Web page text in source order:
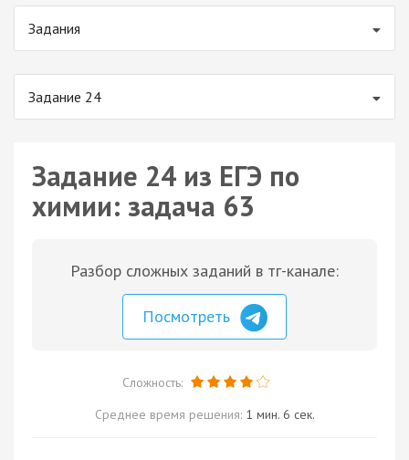
Задания
Задание 24
Задание 24 из ЕГЭ по
химии: задача 63
Разбор сложных заданий в тг-канале:
Посмотреть
Сложность:
Среднее время решения: 1 мин. 6 сек.